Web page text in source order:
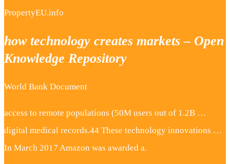
PropertyEU.info
how technology creates markets – Open
Knowledge Repository
World Bank Document
access to remote populations (50M users out of 1.2B …
digital medical records.44 These technology innovations …
In March 2017 Amazon was awarded a.